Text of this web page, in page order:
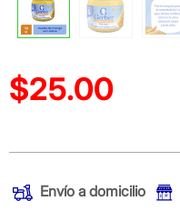
Precio reducido de
$25.00
Envío a domicilio